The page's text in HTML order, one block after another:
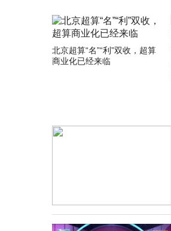
北京超算“名”“利”双收，超算
商业化已经来临